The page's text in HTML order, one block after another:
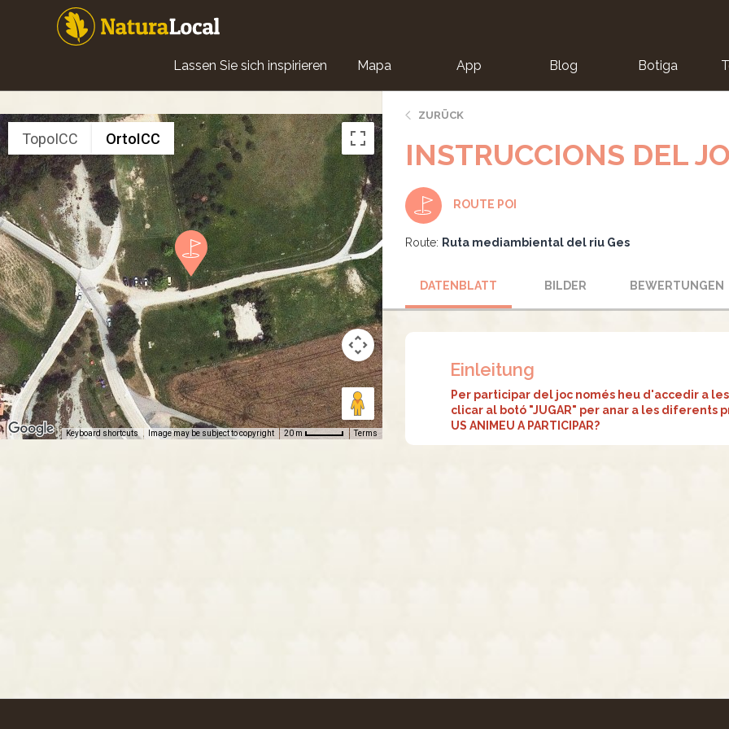
Main
navigation
Lassen Sie sich inspirieren Mapa App Blog Botiga
TopoICC OrtoICC
Keyboard shortcuts Image may be subject to copyright 20 m Terms
ZURÜCK
INSTRUCCIONS DEL
ROUTE POI
Route: Ruta mediambiental del riu Ges
DATENBLATT BILDER BEWERTUNGEN
Einleitung
Per participar del joc només heu d'accedir a
clicar al botó "JUGAR" per anar a les diferents
US ANIMEU A PARTICIPAR?